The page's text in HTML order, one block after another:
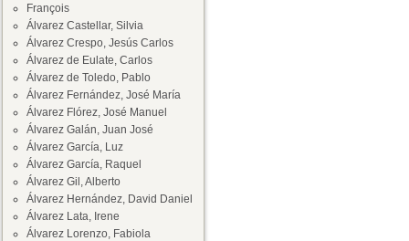
François
Álvarez Castellar, Silvia
Álvarez Crespo, Jesús Carlos
Álvarez de Eulate, Carlos
Álvarez de Toledo, Pablo
Álvarez Fernández, José María
Álvarez Flórez, José Manuel
Álvarez Galán, Juan José
Álvarez García, Luz
Álvarez García, Raquel
Álvarez Gil, Alberto
Álvarez Hernández, David Daniel
Álvarez Lata, Irene
Álvarez Lorenzo, Fabiola